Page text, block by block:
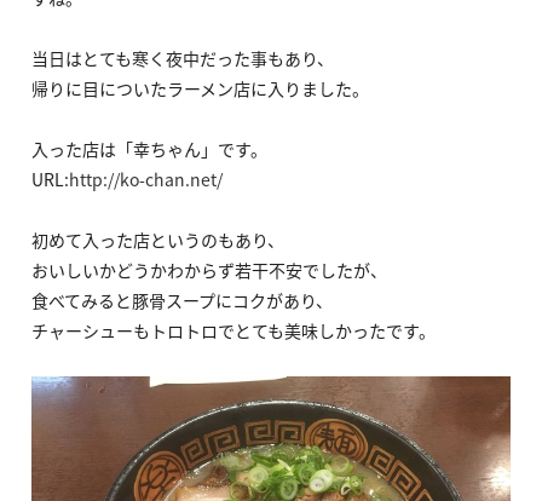
当日はとても寒く夜中だった事もあり、
帰りに目についたラーメン店に入りました。
入った店は「幸ちゃん」です。
URL:http://ko-chan.net/
初めて入った店というのもあり、
おいしいかどうかわからず若干不安でしたが、
食べてみると豚骨スープにコクがあり、
チャーシューもトロトロでとても美味しかったです。